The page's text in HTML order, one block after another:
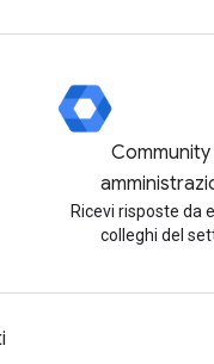
Community
Ricevi risposte da
colleghi del